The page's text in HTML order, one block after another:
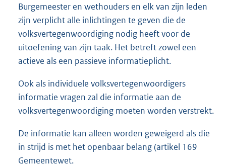
Burgemeester en wethouders en elk van zijn leden
zijn verplicht alle inlichtingen te geven die de
volksvertegenwoordiging nodig heeft voor de
uitoefening van zijn taak. Het betreft zowel een
actieve als een passieve informatieplicht.
Ook als individuele volksvertegenwoordigers
informatie vragen zal die informatie aan de
volksvertegenwoordiging moeten worden verstrekt.
De informatie kan alleen worden geweigerd als die
in strijd is met het openbaar belang (artikel 169
Gemeentewet.